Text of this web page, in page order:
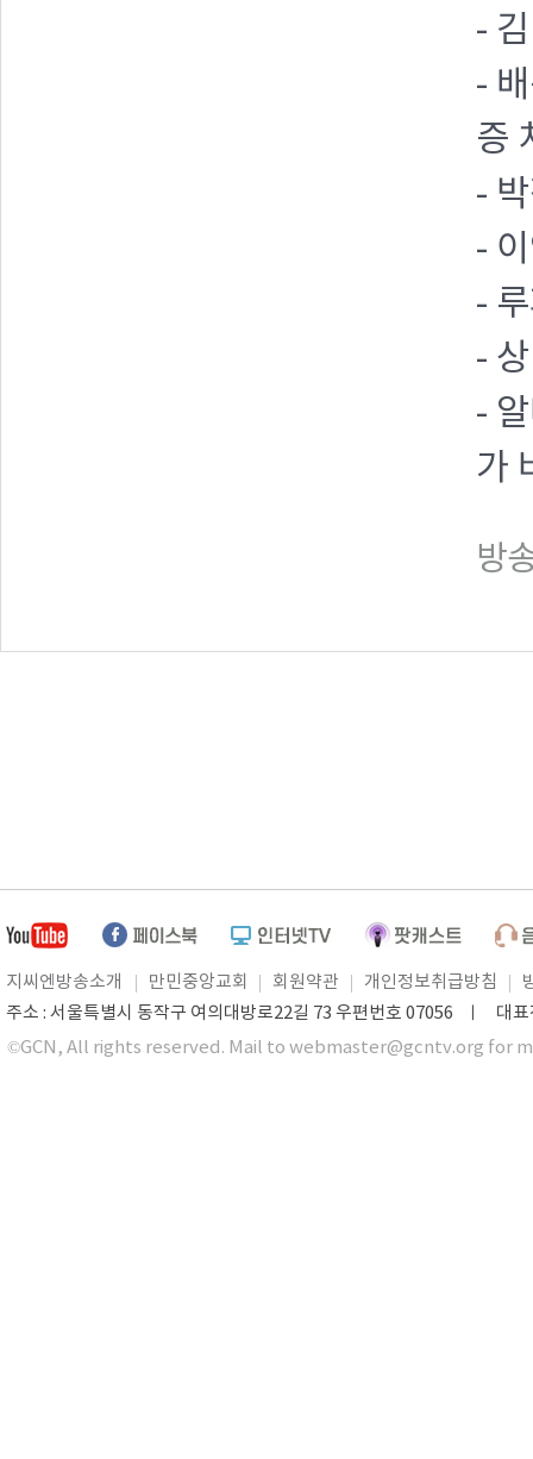
-
-
증
-
-
-
-
-
가
방
지씨엔방송소개 만민중앙교회 회원약관 개인정보취급방침
주소 : 서울특별시 동작구 여의대방로22길 73 우편번호 07056 ㅣ 대
©GCN, All rights reserved. Mail to webmaster@gcntv.org for